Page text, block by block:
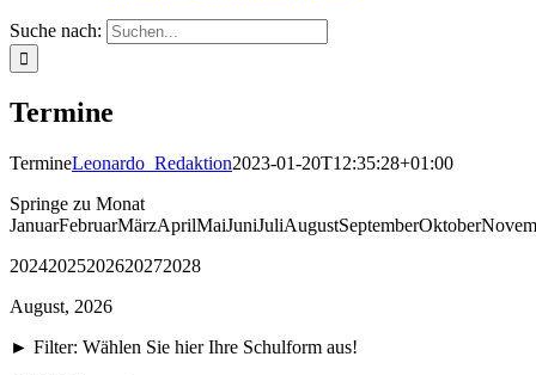
Suche nach:
Termine
TermineLeonardo_Redaktion2023-01-20T12:35:28+01:00
Springe zu Monat
JanuarFebruarMärzAprilMaiJuniJuliAugustSeptemberOktober
20242025202620272028
August, 2026
► Filter: Wählen Sie hier Ihre Schulform aus!